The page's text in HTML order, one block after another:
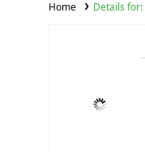
Home Details for: